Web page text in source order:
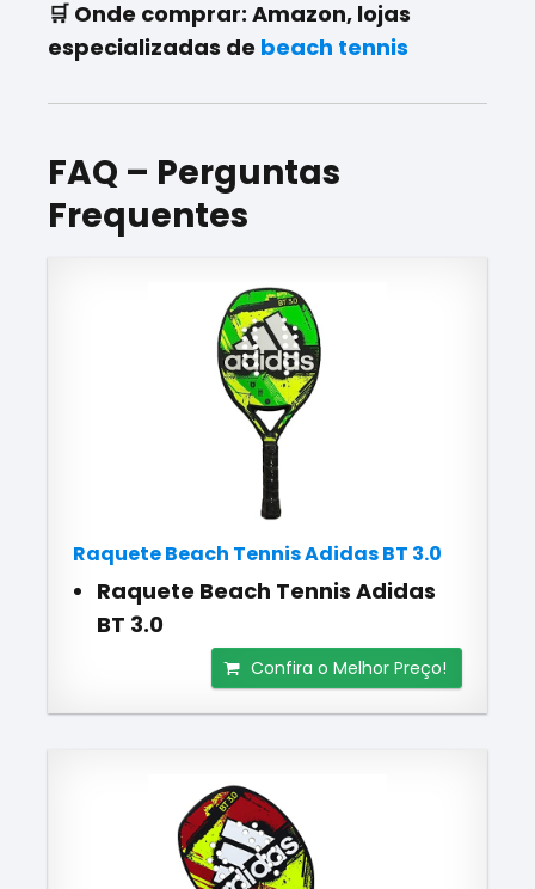
🛒 Onde comprar: Amazon, lojas
especializadas de beach tennis
FAQ – Perguntas
Frequentes
Raquete Beach Tennis Adidas BT 3.0
Raquete Beach Tennis Adidas
BT 3.0
Confira o Melhor Preço!